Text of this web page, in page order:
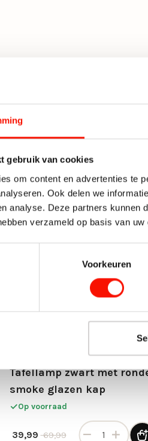
gebruik van cookies
om content en advertenties te
Ook delen we
analyse. Deze partners kunnen
verzameld op basis van
Voorkeuren
zwart met smoke glas
-
Tafellamp zwart met
smoke glazen kap
Op voorraad
69,99
Oorspronkelijke prijs was:
39,99
Huidige prijs is: 39,99.
Tafellamp